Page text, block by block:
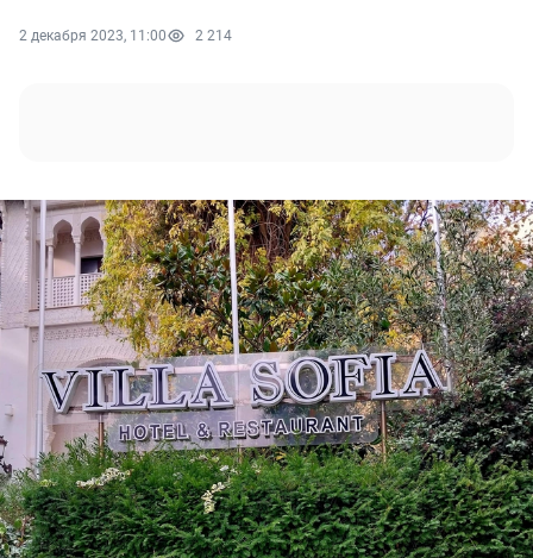
2 декабря 2023, 11:00 2 214